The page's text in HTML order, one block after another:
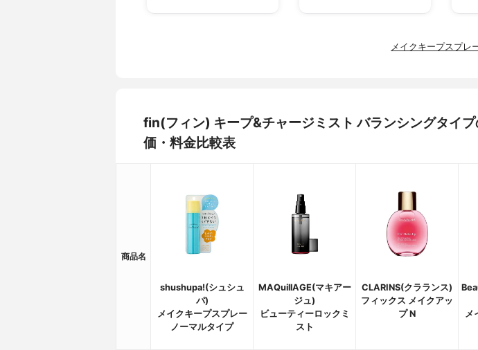
メイクキープスプレ
fin(フィン) キープ&チャージミスト バランシングタイ
価・料金比較表
商品名
shushupa!(シュシュ
パ)
メイクキープスプレー
ノーマルタイプ
MAQuillAGE(マキアー
ジュ)
ビューティーロックミ
スト
CLARINS(クラランス)
フィックス メイクアッ
プ N
メ